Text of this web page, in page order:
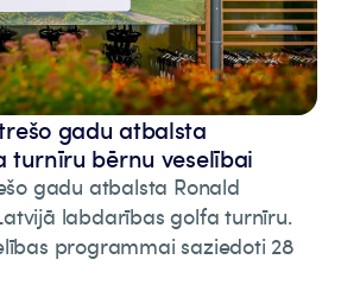
gadu atbalsta
turnīru bērnu veselībai
gadu atbalsta Ronald
labdarības golfa turnīru.
programmai saziedoti 28